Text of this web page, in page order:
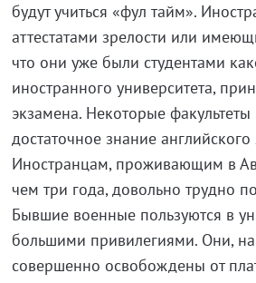
будут учиться «фул тайм».
аттестатами зрелости или
что они уже были студентами
иностранного университета,
экзамена. Некоторые
достаточное знание английского
Иностранцам, проживающим в
чем три года, довольно трудно
Бывшие военные пользуются в
большими привилегиями. Они,
совершенно освобождены от